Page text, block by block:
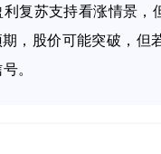
复苏支持看涨情景
，股价可能突破，但
。